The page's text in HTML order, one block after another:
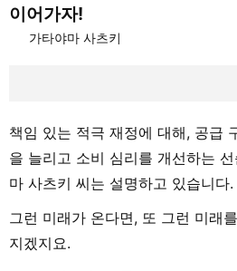
이어가자!
가타야마 사츠키
책임 있는 적극 재정에 대해, 공급
을 늘리고 소비 심리를 개선하는
마 사츠키 씨는 설명하고 있습니다.
그런 미래가 온다면, 또 그런 미래
지겠지요.